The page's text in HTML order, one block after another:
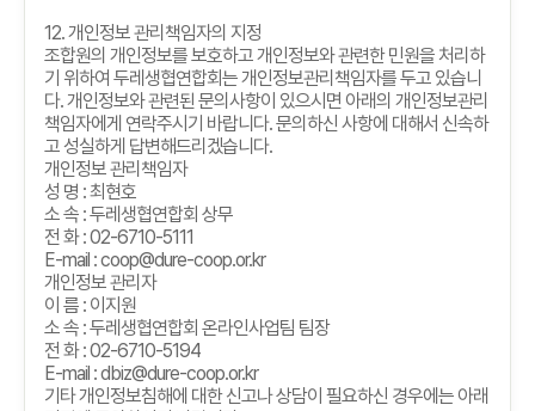
12.개인정보 관리책임자의 지정
조합원의 개인정보를 보호하고 개인정보와 관련한 민원을 처리하
기 위하여 두레생협연합회는 개인정보관리책임자를 두고 있습니
다.개인정보와 관련된 문의사항이 있으시면 아래의 개인정보관리
책임자에게 연락주시기 바랍니다.문의하신 사항에 대해서 신속하
고 성실하게 답변해드리겠습니다.
개인정보 관리책임자
성 명 :최현호
소 속 :두레생협연합회 상무
전 화: 02-6710-5111
E-mail : coop@dure-coop.or.kr
개인정보 관리자
이 름 : 이지원
소 속 :두레생협연합회 온라인사업팀 팀장
전 화: 02-6710-5194
E-mail : dbiz@dure-coop.or.kr
기타 개인정보침해에 대한 신고나 상담이 필요하신 경우에는 아래